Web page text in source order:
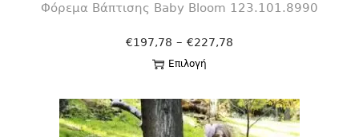
Φόρεμα Βάπτισης Βaby Bloom 123.101.8990
€197,78 – €227,78
Επιλογή